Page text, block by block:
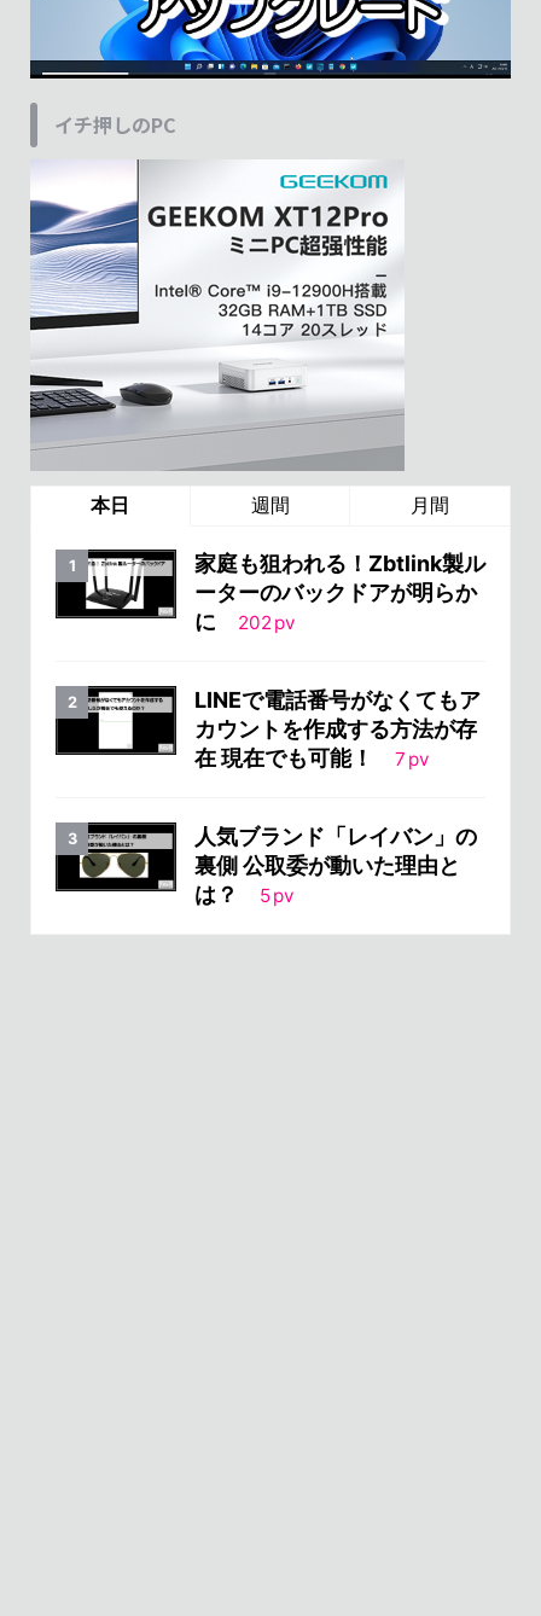
イチ押しのPC
本日 週間 月間
家庭も狙われる！Zbtlink製ル
ーターのバックドアが明らか
に
202pv
LINEで電話番号がなくてもア
カウントを作成する方法が存
在 現在でも可能！
7 pv
人気ブランド「レイバン」の
裏側 公取委が動いた理由と
は？
5pv